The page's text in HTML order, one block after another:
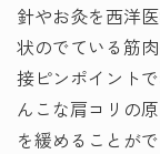
針やお灸を西洋
状のでている筋
接ピンポイント
んこな肩コリの
を緩めることが